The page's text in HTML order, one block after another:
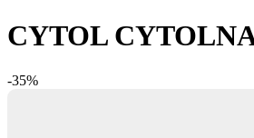
CYTOL
-35%